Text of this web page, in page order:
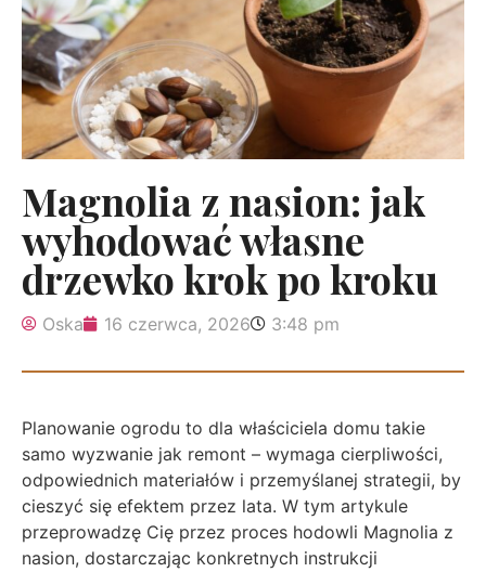
Magnolia z nasion: jak
wyhodować własne
drzewko krok po kroku
Oska 16 czerwca, 2026 3:48 pm
Planowanie ogrodu to dla właściciela domu takie
samo wyzwanie jak remont – wymaga cierpliwości,
odpowiednich materiałów i przemyślanej strategii, by
cieszyć się efektem przez lata. W tym artykule
przeprowadzę Cię przez proces hodowli Magnolia z
nasion, dostarczając konkretnych instrukcji